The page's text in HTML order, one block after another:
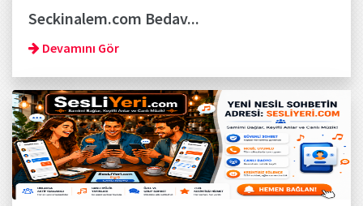
Seckinalem.com Bedav...
Devamını Gör